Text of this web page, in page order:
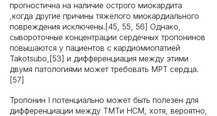
прогностична на наличие острого миокардита
,когда другие причины тяжелого миокардиального
повреждения исключены.[45, 55, 56] Однако,
сывороточные концентрации сердечных тропонинов
повышаются у пациентов с кардиомиопатией
Takotsubo,[53] и дифференциация между этими
двумя патологиями может требовать МРТ сердца.
[57]
Тропонин I потенциально может быть полезен для
дифференциации между TMTи HCM, хотя, вероятно,